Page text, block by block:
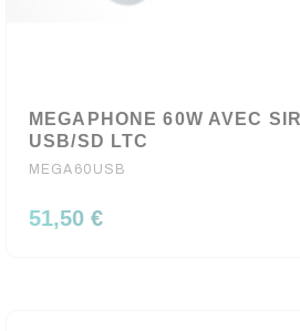
MEGAPHONE 60W AVEC
USB/SD LTC
MEGA60USB
51,50 €